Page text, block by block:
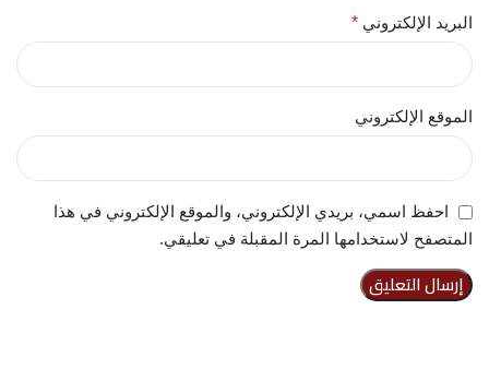
البريد الإلكتروني *
الموقع الإلكتروني
احفظ اسمي، بريدي الإلكتروني، والموقع الإلكتروني في هذا
المتصفح لاستخدامها المرة المقبلة في تعليقي.